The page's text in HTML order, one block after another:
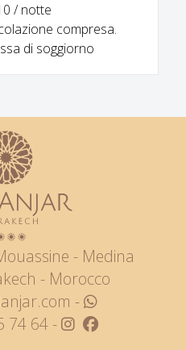
/ notte
compresa.
di soggiorno
- Medina
- Morocco
-
74 64 -